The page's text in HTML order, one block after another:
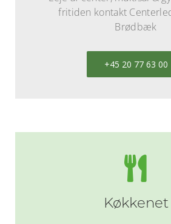
fritiden kontakt
Brødbæk
+45 20 77 63 00
Køkkenet